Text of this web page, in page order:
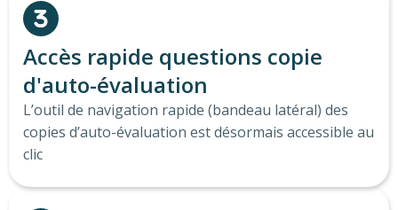
Accès rapide questions copie
d'auto-évaluation
L’outil de navigation rapide (bandeau latéral) des
copies d’auto-évaluation est désormais accessible au
clic